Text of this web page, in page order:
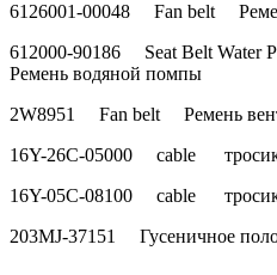
6126001-00048 Fan belt
612000-90186 Seat Belt Water
Ремень водяной помпы
2W8951 Fan belt Ремень
16Y-26C-05000 cable
16Y-05C-08100 cable
203MJ-37151 Гусеничное